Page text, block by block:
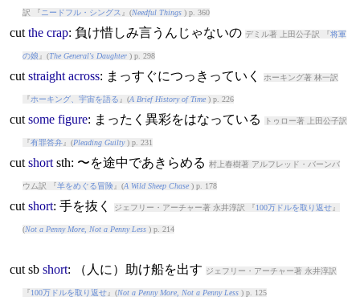
訳 『 ニードフル・シングス 』(Needful Things) p. 360
cut the crap: 負け惜しみ言うんじゃないの デミル著 上田公子訳 『将軍
の娘 』(The General's Daughter) p. 298
cut straight across: まっすぐにつっきっていく ホーキング著 林一訳
『ホーキング、宇宙を語る 』(A Brief History of Time) p. 226
cut some figure: まったく異彩をはなっている トゥロー著 上田公子訳
『有罪答弁』(Pleading Guilty) p. 231
cut shortsth: 〜を途中であきらめる 村上春樹著 アルフレッド・バーンバ
ウム訳 『羊をめぐる冒険』(A Wild Sheep Chase) p. 178
cut short: 手を抜く ジェフリー・アーチャー著 永井淳訳 『 100万ドルを取り返せ』
(Not a Penny More, Not a Penny Less) p. 214
cutsb short: （人に）助け船を出す ジェフリー・アーチャー著 永井淳訳
『 100万ドルを取り返せ』(Not a Penny More, Not a Penny Less) p. 125